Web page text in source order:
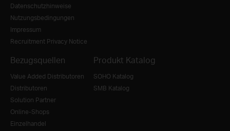
Datenschutzhinweise
Nutzungsbedingungen
Impressum
Recruitment Privacy Notice
Bezugsquellen
Value Added Distributoren
Distributoren
Solution Partner
Online-Shops
Einzelhandel
Produkt Katalog
SOHO Katalog
SMB Katalog